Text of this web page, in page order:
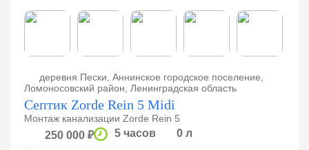
деревня Пески, Аннинское городское поселение,
Ломоносовский район, Ленинградская область
Септик Zorde Rein 5 Midi
Монтаж канализации Zorde Rein 5
250 000 ₽ 5 часов 0 л